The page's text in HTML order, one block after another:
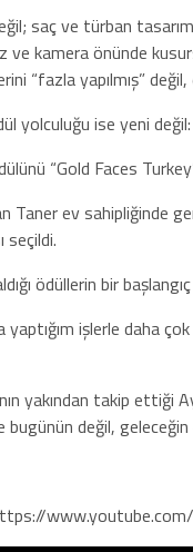
saç ve türban
ve kamera önünde
“fazla yapılmış”
yolculuğu ise yeni değil:
“Gold Faces
Taner ev sahipliğinde
seçildi.
ödüllerin bir
işlerle daha
yakından takip ettiği
bugünün değil,